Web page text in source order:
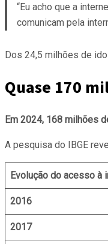
“Eu acho que a
comunicam pela
Dos 24,5 milhões de
Quase 170
Em 2024, 168 milhões
A pesquisa do IBGE
Evolução do acesso à
2016
2017